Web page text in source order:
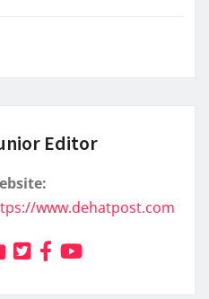
Editor
www.dehatpost.com